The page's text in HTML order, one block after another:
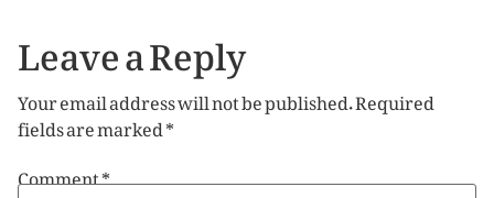
Leave a Reply
Your email address will not be published.Required
fields are marked*
Comment*